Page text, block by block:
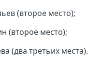
(второе место);
(второе место);
(два третьих места).